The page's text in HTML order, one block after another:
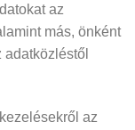
az
más, önként
az